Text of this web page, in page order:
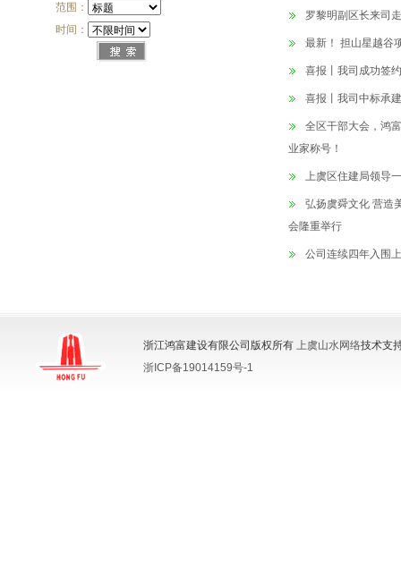
范围：
时间：
罗黎明副区长来司
最新！ 担山星越谷
喜报丨我司成功签
喜报丨我司中标承
全区干部大会，鸿
业家称号！
上虞区住建局领导
弘扬虞舜文化 营造
会隆重举行
公司连续四年入围
浙江鸿富建设有限公司版权所有 上虞山水网络技术支
浙ICP备19014159号-1